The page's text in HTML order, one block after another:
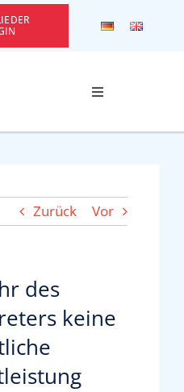
Toggle
Zurück Vor
des
keine